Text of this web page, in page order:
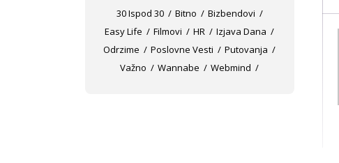
30 Ispod 30 Bitno
Bizbendovi
Easy Life
Filmovi HR
Izjava Dana
Odrzime
Poslovne Vesti
Putovanja
Važno
Wannabe Webmind